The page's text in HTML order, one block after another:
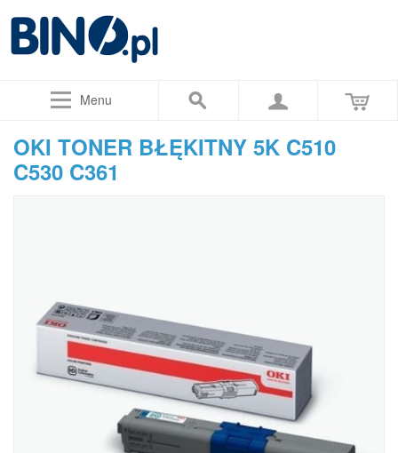
Menu
OKI TONER BŁĘKITNY 5K C510
C530 C361